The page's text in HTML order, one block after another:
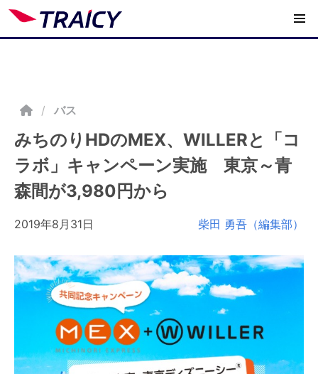
/ バス
みちのりHDのMEX、WILLERと「コ
ラボ」キャンペーン実施 東京～青
森間が3,980円から
2019年8月31日 柴田 勇吾（編集部）